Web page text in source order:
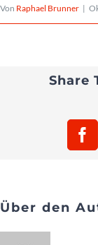
Von Raphael Brunner |
Share
Über den